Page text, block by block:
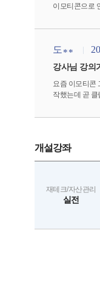
이모티콘으로
도 **
강사님 강의
요즘 이모티콘
작했는데 곧
개설강좌
재테크/자산관리
실전